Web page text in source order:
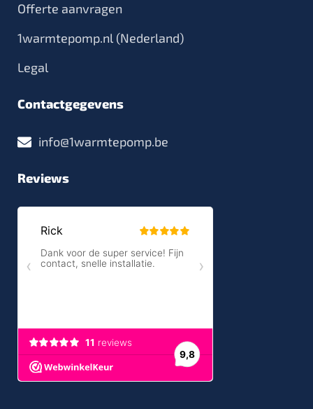
Offerte aanvragen
1warmtepomp.nl (Nederland)
Legal
Contactgegevens
info@1warmtepomp.be
Reviews